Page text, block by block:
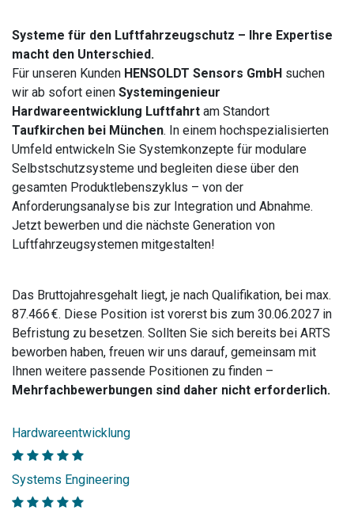
Systeme für den Luftfahrzeugschutz – Ihre Expertise
macht den Unterschied.
Für unseren Kunden HENSOLDT Sensors GmbH suchen
wir ab sofort einen Systemingenieur
Hardwareentwicklung Luftfahrt am Standort
Taufkirchen bei München. In einem hochspezialisierten
Umfeld entwickeln Sie Systemkonzepte für modulare
Selbstschutzsysteme und begleiten diese über den
gesamten Produktlebenszyklus – von der
Anforderungsanalyse bis zur Integration und Abnahme.
Jetzt bewerben und die nächste Generation von
Luftfahrzeugsystemen mitgestalten!
Das Bruttojahresgehalt liegt, je nach Qualifikation, bei max.
87.466 €. Diese Position ist vorerst bis zum 30.06.2027 in
Befristung zu besetzen. Sollten Sie sich bereits bei ARTS
beworben haben, freuen wir uns darauf, gemeinsam mit
Ihnen weitere passende Positionen zu finden –
Mehrfachbewerbungen sind daher nicht erforderlich.
Hardwareentwicklung
Systems Engineering